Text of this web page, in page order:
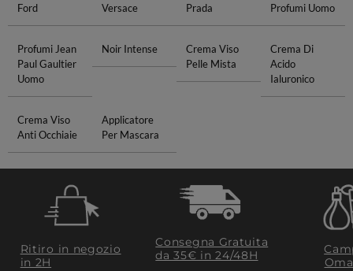
Ford
Versace
Prada
Profumi Uomo
Profumi Jean
Paul Gaultier
Uomo
Noir Intense
Crema Viso
Pelle Mista
Crema Di
Acido
Ialuronico
Crema Viso
Anti Occhiaie
Applicatore
Per Mascara
Ritiro in negozio
in 2H
Consegna Gratuita
da 35€​ in 24/48H